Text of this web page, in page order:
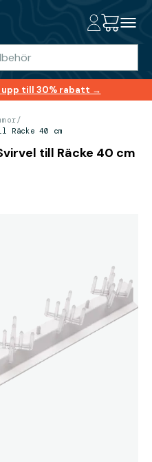
upp till 30% rabatt →
/
Räcke 40 cm
till Räcke 40 cm